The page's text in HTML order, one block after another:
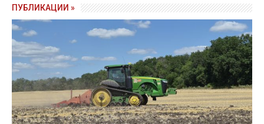
ПУБЛИКАЦИИ »